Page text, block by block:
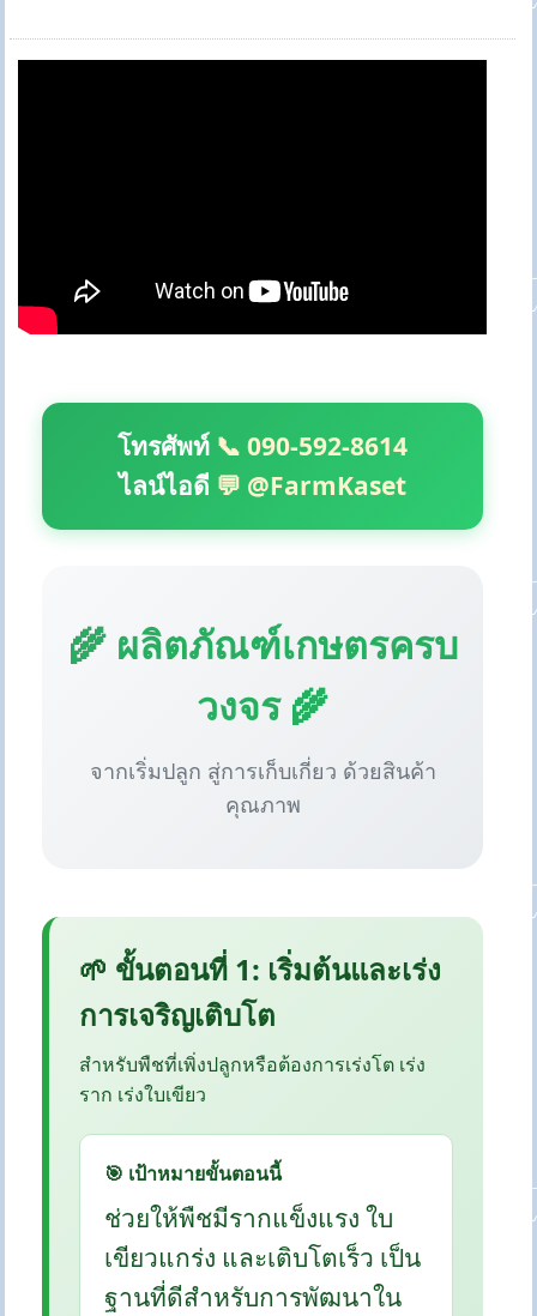
โทรศัพท์ 📞 090-592-8614
ไลน์ไอดี 💬 @FarmKaset
🌾 ผลิตภัณฑ์เกษตรครบ
วงจร 🌾
จากเริ่มปลูก สู่การเก็บเกี่ยว ด้วยสินค้า
คุณภาพ
🌱 ขั้นตอนที่ 1: เริ่มต้นและเร่ง
การเจริญเติบโต
สำหรับพืชที่เพิ่งปลูกหรือต้องการเร่งโต เร่ง
ราก เร่งใบเขียว
🎯 เป้าหมายขั้นตอนนี้
ช่วยให้พืชมีรากแข็งแรง ใบ
เขียวแกร่ง และเติบโตเร็ว เป็น
ฐานที่ดีสำหรับการพัฒนาใน